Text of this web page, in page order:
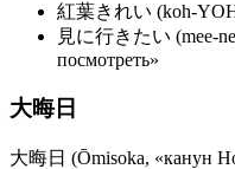
紅葉きれい (koh-
見に行きたい (mee-
посмотреть»
大晦日
大晦日 (Ōmisoka, «канун